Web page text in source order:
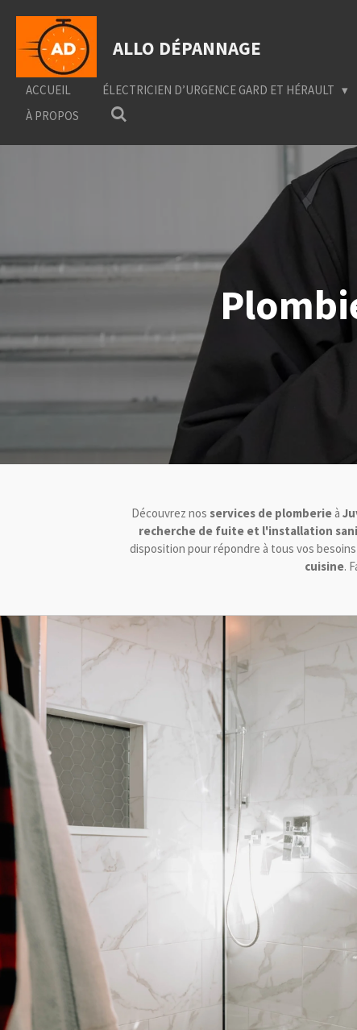
Passer
contenu
principal
ALLO DÉPANNAGE
ACCUEIL ÉLECTRICIEN D’URGENCE GARD ET HÉRAULT
À PROPOS
Découvrez nos services de plomberieà
recherche de fuite et l'installation
disposition pour répondre à tous vos
cuisine.